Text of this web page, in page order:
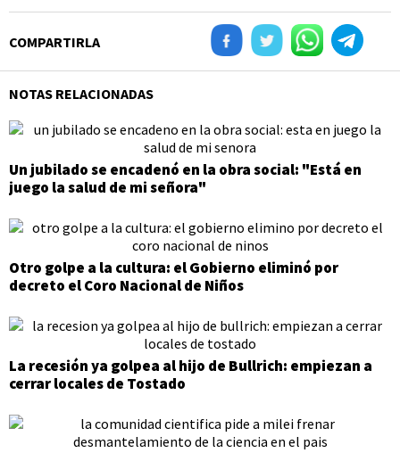
COMPARTIRLA
NOTAS RELACIONADAS
Un jubilado se encadenó en la obra social: "Está en
juego la salud de mi señora"
Otro golpe a la cultura: el Gobierno eliminó por
decreto el Coro Nacional de Niños
La recesión ya golpea al hijo de Bullrich: empiezan a
cerrar locales de Tostado